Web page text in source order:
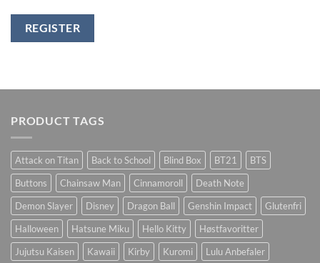
REGISTER
PRODUCT TAGS
Attack on Titan Back to School Blind Box BT21
BTS
Buttons
Chainsaw Man Cinnamoroll
Death Note
Demon Slayer
Disney Dragon Ball Genshin Impact
Glutenfri
Halloween
Hatsune Miku Hello Kitty
Høstfavoritter
Jujutsu Kaisen
Kawaii Kirby Kuromi
Lulu Anbefaler